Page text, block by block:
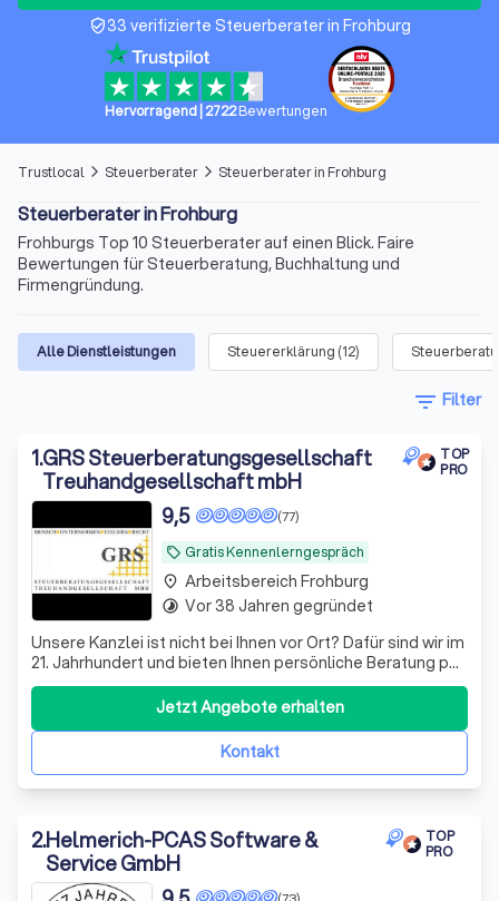
verified_user33 verifizierte Steuerberater in Frohburg
Hervorragend| 2722 Bewertungen
Trustlocal arrow_forward_ios Steuerberater arrow_forward_ios Steuerberater in Frohburg
Steuerberater in Frohburg
Frohburgs Top 10 Steuerberater auf einen Blick. Faire
Bewertungen für Steuerberatung, Buchhaltung und
Firmengründung.
Alle Dienstleistungen Steuererklärung (12)
filter_list Filter
1.GRS Steuerberatungsgesellschaft
Treuhandgesellschaft mbH
TOP
PRO
local_offer Gratis Kennenlerngespräch
(77)
9,5
Unsere Kanzlei ist nicht bei Ihnen vor Ort? Dafür sind wir im
21. Jahrhundert und bieten Ihnen persönliche Beratung per
Video, WhatsApp und anderen Medien - wir sehen uns!
Datenaustausch - digital
Kontakt
Jetzt Angebote erhalten
place Arbeitsbereich Frohburg
timelapse Vor 38 Jahren gegründet
2.Helmerich-PCAS Software &
Service GmbH
TOP
PRO